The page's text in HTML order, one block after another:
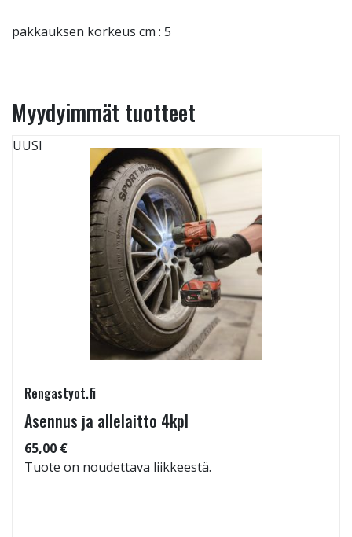
pakkauksen korkeus cm : 5
Myydyimmät tuotteet
UUSI
Rengastyot.fi
Asennus ja allelaitto 4kpl
65,00 €
Tuote on noudettava liikkeestä.